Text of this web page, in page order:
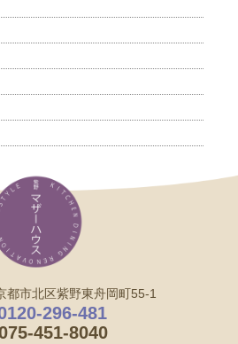
市北区紫野東舟岡町55-1
296-481
451-8040